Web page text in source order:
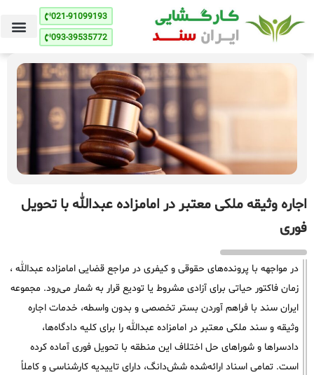
021-91099193
093-39535772
اجاره وثیقه ملکی معتبر در امامزاده عبدالله با تحویل
فوری
در مواجهه با پرونده‌های حقوقی و کیفری در مراجع قضایی امامزاده عبدالله ،
زمان فاکتور حیاتی برای آزادی مشروط یا تودیع قرار به شمار می‌رود. مجموعه
ایران سند با فراهم آوردن بستر تخصصی و بدون واسطه، خدمات اجاره
وثیقه و سند ملکی معتبر در امامزاده عبدالله را برای کلیه دادگاه‌ها،
دادسراها و شوراهای حل اختلاف این منطقه با تحویل فوری آماده کرده
است. تمامی اسناد ارائه‌شده شش‌دانگ، دارای تاییدیه کارشناسی و کاملاً